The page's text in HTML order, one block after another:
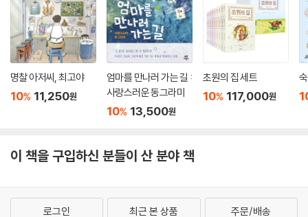
명찰 아저씨, 최고야
10% 11,250원
엄마를 만나러 가는 길 :
사랑스러운 동그라미
10% 13,500원
초원의 집 세트
10% 117,000원
이 책을 구입하신 분들이 산 분야 책
로그인 최근 본 상품 주문/배송